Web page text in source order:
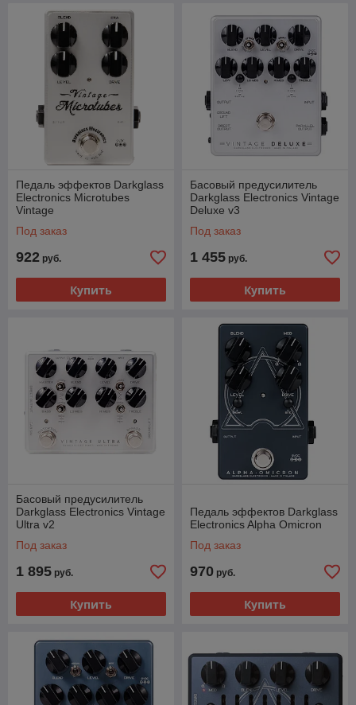
Педаль эффектов Darkglass
Electronics Microtubes
Vintage
Под заказ
922 руб.
Купить
Басовый предусилитель
Darkglass Electronics Vintage
Deluxe v3
Под заказ
1 455 руб.
Купить
Басовый предусилитель
Darkglass Electronics Vintage
Ultra v2
Под заказ
1 895 руб.
Купить
Педаль эффектов Darkglass
Electronics Alpha Omicron
Под заказ
970 руб.
Купить